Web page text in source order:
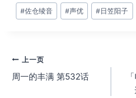
文
章
#佐仓绫音 #声优 #日笠阳子
文
章
上一页
周一的丰满 第532话